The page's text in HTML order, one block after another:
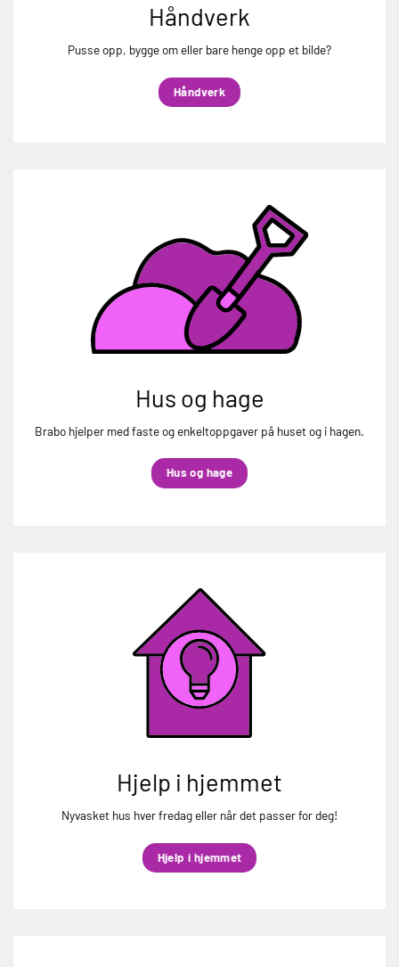
Håndverk
Pusse opp, bygge om eller bare henge opp et bilde?
Håndverk
Hus og hage
Brabo hjelper med faste og enkeltoppgaver på huset og i hagen.
Hus og hage
Hjelp i hjemmet
Nyvasket hus hver fredag eller når det passer for deg!
Hjelp i hjemmet